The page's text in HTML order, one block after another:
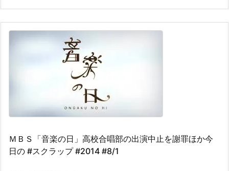
ＭＢＳ「音楽の日」高校合唱部の出演中止を謝罪ほか今
日の #スクラップ #2014 #8/1